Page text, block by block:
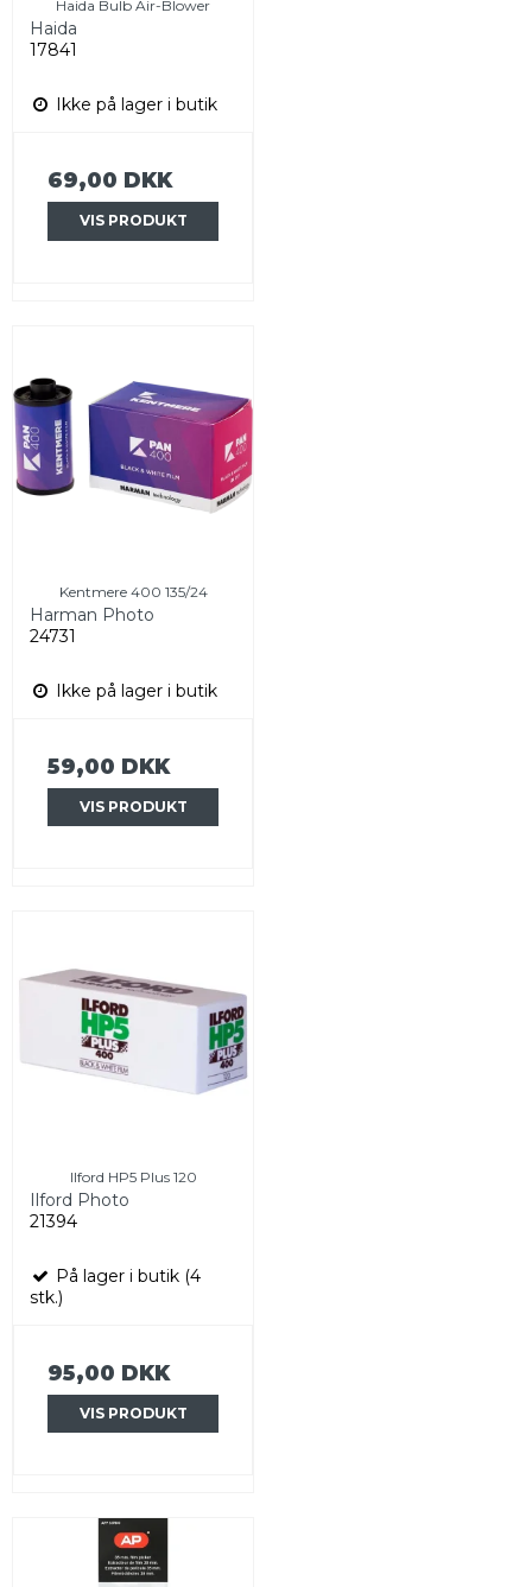
Haida Bulb Air-Blower
Haida
17841
Ikke på lager i butik
69,00 DKK
VIS PRODUKT
Kentmere 400 135/24
Harman Photo
24731
Ikke på lager i butik
59,00 DKK
VIS PRODUKT
Ilford HP5 Plus 120
Ilford Photo
21394
På lager i butik (4
stk.)
95,00 DKK
VIS PRODUKT